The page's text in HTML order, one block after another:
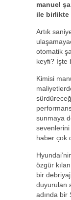
manuel
ile birlikte
Artık
otomatik
keyfi? İşte
Kimisi
sunmaya
haber çok
özgür
bir
duyurulan
adında bir